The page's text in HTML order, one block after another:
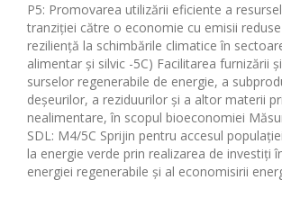
P5: Promovarea utilizării eficiente a
tranziției către o economie cu emisii
reziliență la schimbările climatice în
alimentar și silvic -5C) Facilitarea furnizării
surselor regenerabile de energie, a
deșeurilor, a reziduurilor și a altor materii
nealimentare, în scopul bioeconomiei
SDL: M4/5C Sprijin pentru accesul
la energie verde prin realizarea de investiți
energiei regenerabile și al economisirii